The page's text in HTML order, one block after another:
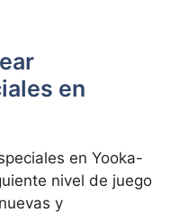
en
en Yooka-
nivel de juego
y